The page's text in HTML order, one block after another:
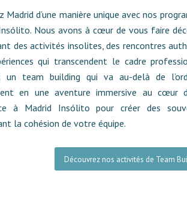
Madrid d’une manière unique avec nos
Nous avons à cœur de vous faire
des activités insolites, des rencontres
qui transcendent le cadre
un team building qui va au-delà de
en une aventure immersive au cœur
à Madrid Insólito pour créer des
la cohésion de votre équipe.
Découvrez nos activités de Team